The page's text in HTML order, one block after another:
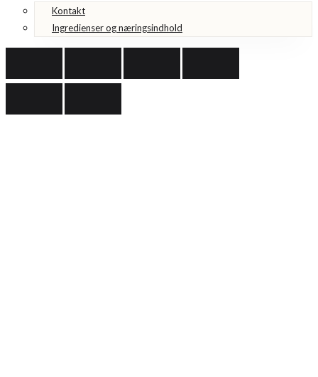
Kontakt
Ingredienser og næringsindhold